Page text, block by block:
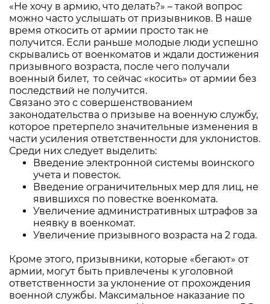
«Не хочу в армию, что делать?» – такой вопрос
можно часто услышать от призывников. В наше
время откосить от армии просто так не
получится. Если раньше молодые люди успешно
скрывались от военкоматов и ждали достижения
призывного возраста, после чего получали
военный билет, то сейчас «косить» от армии без
последствий не получится.
Связано это с совершенствованием
законодательства о призыве на военную службу,
которое претерпело значительные изменения в
части усиления ответственности для уклонистов.
Среди них следует выделить:
Введение электронной системы воинского
учета и повесток.
Введение ограничительных мер для лиц, не
явившихся по повестке военкомата.
Увеличение административных штрафов за
неявку в военкомат.
Увеличение призывного возраста на 2 года.
Кроме этого, призывники, которые «бегают» от
армии, могут быть привлечены к уголовной
ответственности за уклонение от прохождения
военной службы. Максимальное наказание по